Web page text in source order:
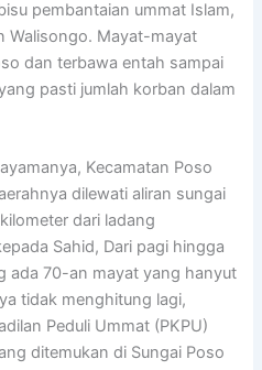
pembantaian ummat Islam,
Walisongo. Mayat-mayat
dan terbawa entah sampai
pasti jumlah korban dalam
Kecamatan Poso
dilewati aliran sungai
dari ladang
Sahid, Dari pagi hingga
ada 70-an mayat yang hanyut
tidak menghitung lagi,
Peduli Ummat (PKPU)
ditemukan di Sungai Poso